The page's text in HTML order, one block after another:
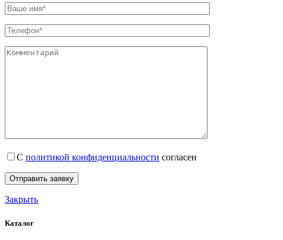
С политикой конфиденциальности согласен
Закрыть
Каталог